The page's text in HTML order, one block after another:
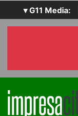
▾ G11 Media:
SecurityOpenLab